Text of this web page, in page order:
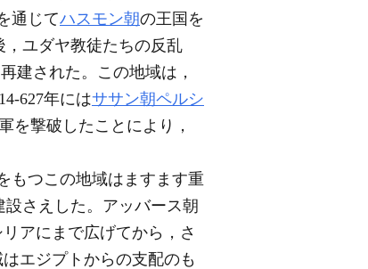
通じてハスモン朝の王国を
ユダヤ教徒たちの反乱
建された。この地域は，
627年にはササン朝ペルシ
を撃破したことにより，
もつこの地域はますます重
さえした。アッバース朝
リアにまで広げてから，さ
エジプトからの支配のも